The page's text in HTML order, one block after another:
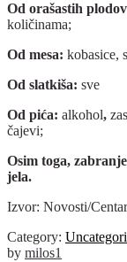
Od orašastih
količinama;
Od mesa: kobasice,
Od slatkiša: sve
Od pića: alkohol,
čajevi;
Osim toga,
jela.
Izvor: Novosti/
Category:
by milos1